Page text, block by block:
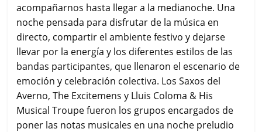
acompañarnos hasta llegar a la medianoche. Una
noche pensada para disfrutar de la música en
directo, compartir el ambiente festivo y dejarse
llevar por la energía y los diferentes estilos de las
bandas participantes, que llenaron el escenario de
emoción y celebración colectiva. Los Saxos del
Averno, The Excitemens y Lluis Coloma & His
Musical Troupe fueron los grupos encargados de
poner las notas musicales en una noche preludio